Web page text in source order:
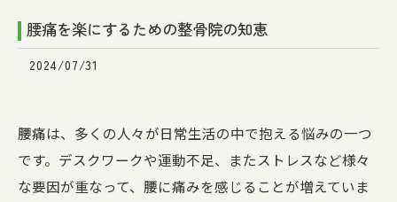
腰痛を楽にするための整骨院の知恵
2024/07/31
腰痛は、多くの人々が日常生活の中で抱える悩みの一つ
です。デスクワークや運動不足、またストレスなど様々
な要因が重なって、腰に痛みを感じることが増えていま